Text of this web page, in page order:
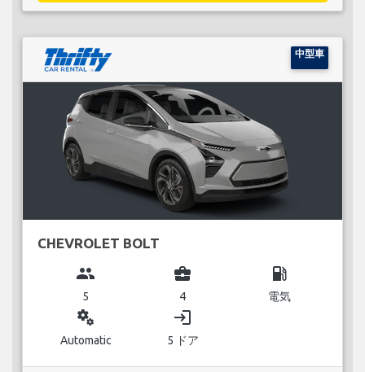
中型車
CHEVROLET BOLT
group
5
business_center
4
local_gas_station
電気
miscellaneous_services
Automatic
login
5 ドア